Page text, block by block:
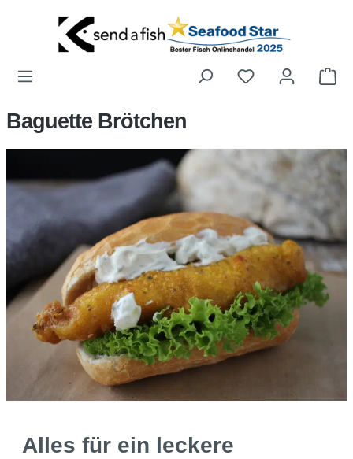
Zum Hauptinhalt springen
Baguette Brötchen
Alles für ein leckere